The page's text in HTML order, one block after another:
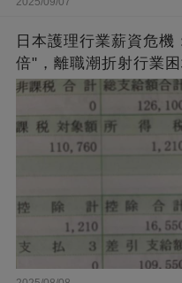
日本護理行業薪資危
倍"，離職潮折射行業